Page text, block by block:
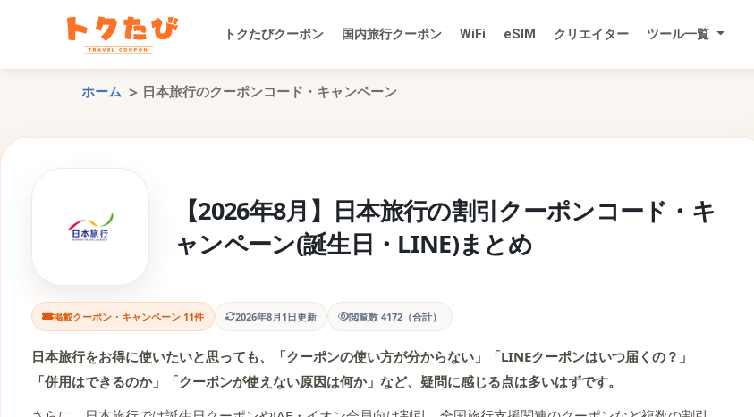
トクたびクーポン 国内旅行クーポン WiFi eSIM クリエイター ツール一覧
ホーム 日本旅行のクーポンコード・キャンペーン
【2026年8月】日本旅行の割引クーポンコード・キ
ャンペーン(誕生日・LINE)まとめ
掲載クーポン・キャンペーン 11件 2026年8月1日更新 閲覧数 4172（合計）
日本旅行をお得に使いたいと思っても、「クーポンの使い方が分からない」「LINEクーポンはいつ届くの？」
「併用はできるのか」「クーポンが使えない原因は何か」など、疑問に感じる点は多いはずです。